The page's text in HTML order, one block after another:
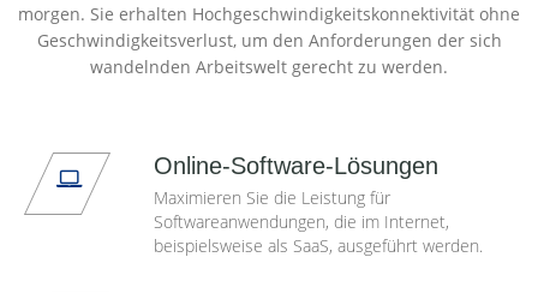
morgen. Sie erhalten Hochgeschwindigkeitskonnektivität ohne
Geschwindigkeitsverlust, um den Anforderungen der sich
wandelnden Arbeitswelt gerecht zu werden.
Online-Software-Lösungen
Maximieren Sie die Leistung für
Softwareanwendungen, die im Internet,
beispielsweise als SaaS, ausgeführt werden.